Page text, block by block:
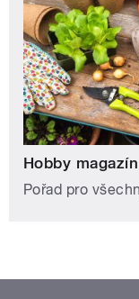
Hobby magazín
Pořad pro